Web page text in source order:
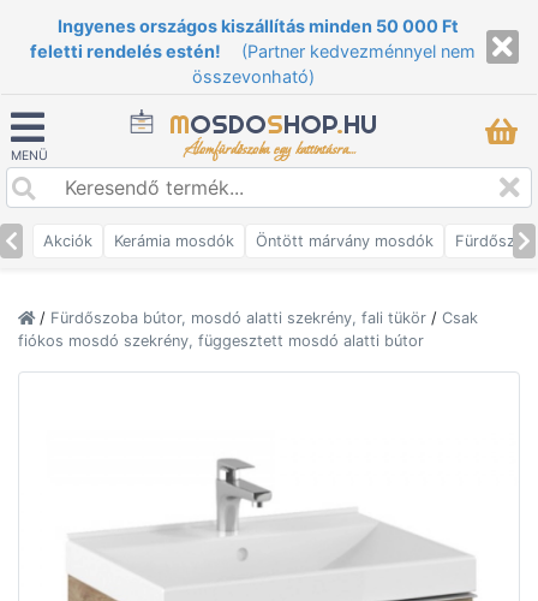
Ingyenes országos kiszállítás minden 50 000 Ft
feletti rendelés estén!
(Partner kedvezménnyel nem
összevonható)
MENÜ
MOSDOSHOP.HU
Álomfürdőszoba egy kattintásra...
Akciók Kerámia mosdók Öntött márvány mosdók
/ Fürdőszoba bútor, mosdó alatti szekrény, fali tükör / Csak
fiókos mosdó szekrény, függesztett mosdó alatti bútor